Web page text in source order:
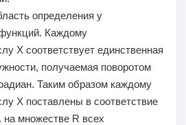
определения у
Каждому
Х соответствует единственная
получаемая поворотом
Таким образом каждому
Х поставлены в соответствие
на множестве R всех